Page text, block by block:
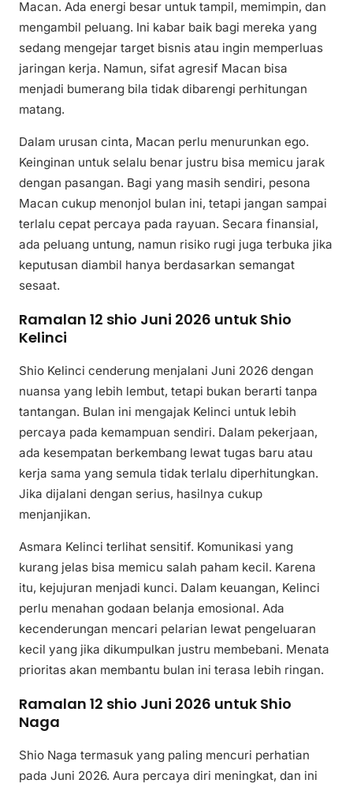
Macan. Ada energi besar untuk tampil, memimpin, dan
mengambil peluang. Ini kabar baik bagi mereka yang
sedang mengejar target bisnis atau ingin memperluas
jaringan kerja. Namun, sifat agresif Macan bisa
menjadi bumerang bila tidak dibarengi perhitungan
matang.
Dalam urusan cinta, Macan perlu menurunkan ego.
Keinginan untuk selalu benar justru bisa memicu jarak
dengan pasangan. Bagi yang masih sendiri, pesona
Macan cukup menonjol bulan ini, tetapi jangan sampai
terlalu cepat percaya pada rayuan. Secara finansial,
ada peluang untung, namun risiko rugi juga terbuka jika
keputusan diambil hanya berdasarkan semangat
sesaat.
Ramalan 12 shio Juni 2026 untuk Shio
Kelinci
Shio Kelinci cenderung menjalani Juni 2026 dengan
nuansa yang lebih lembut, tetapi bukan berarti tanpa
tantangan. Bulan ini mengajak Kelinci untuk lebih
percaya pada kemampuan sendiri. Dalam pekerjaan,
ada kesempatan berkembang lewat tugas baru atau
kerja sama yang semula tidak terlalu diperhitungkan.
Jika dijalani dengan serius, hasilnya cukup
menjanjikan.
Asmara Kelinci terlihat sensitif. Komunikasi yang
kurang jelas bisa memicu salah paham kecil. Karena
itu, kejujuran menjadi kunci. Dalam keuangan, Kelinci
perlu menahan godaan belanja emosional. Ada
kecenderungan mencari pelarian lewat pengeluaran
kecil yang jika dikumpulkan justru membebani. Menata
prioritas akan membantu bulan ini terasa lebih ringan.
Ramalan 12 shio Juni 2026 untuk Shio
Naga
Shio Naga termasuk yang paling mencuri perhatian
pada Juni 2026. Aura percaya diri meningkat, dan ini